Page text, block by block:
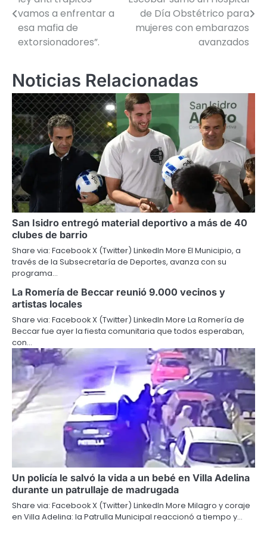
de
entradas
vamos a enfrentar a
esa mafia de
extorsionadores”.
de Día Obstétrico para
mujeres con embarazos
avanzados
Noticias Relacionadas
San Isidro entregó material deportivo a más de 40
clubes de barrio
Share via: Facebook X (Twitter) LinkedIn More El Municipio, a
través de la Subsecretaría de Deportes, avanza con su
programa…
La Romería de Beccar reunió 9.000 vecinos y
artistas locales
Share via: Facebook X (Twitter) LinkedIn More La Romería de
Beccar fue ayer la fiesta comunitaria que todos esperaban,
con…
Un policía le salvó la vida a un bebé en Villa Adelina
durante un patrullaje de madrugada
Share via: Facebook X (Twitter) LinkedIn More Milagro y coraje
en Villa Adelina: la Patrulla Municipal reaccionó a tiempo y…